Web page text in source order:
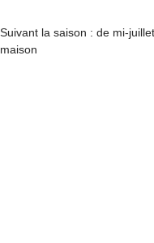
Suivant la saison : de mi-
maison